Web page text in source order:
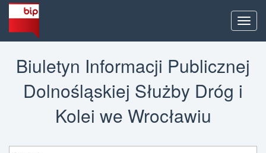
Menu
Biuletyn Informacji Publicznej
Dolnośląskiej Służby Dróg i
Kolei we Wrocławiu
Szukaj